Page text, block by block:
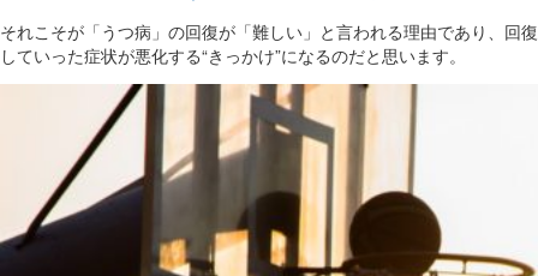
それこそが「うつ病」の回復が「難しい」と言われる理由であり、回復
していった症状が悪化する“きっかけ”になるのだと思います。